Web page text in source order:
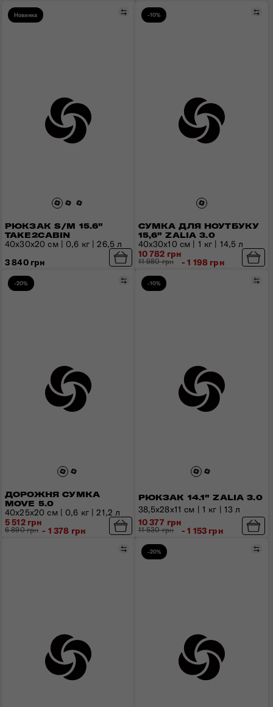
Новинка
РЮКЗАК S/M 15.6"
TAKE2CABIN
Порівняти
40x30x20 см | 0,6 кг | 26,5 л
3 840 грн
-10%
СУМКА ДЛЯ НОУТБУКУ
15,6" ZALIA 3.0
40x30x10 см | 1 кг | 14,5 л
10 782 грн
11 980 грн - 1 198 грн
-20%
ДОРОЖНЯ СУМКА
MOVE 5.0
Порівняти
40х25х20 см | 0,6 кг | 21,2 л
5 512 грн
6 890 грн - 1 378 грн
-10%
РЮКЗАК 14.1" ZALIA 3.0
38,5x28x11 см | 1 кг | 13 л
10 377 грн
11 530 грн - 1 153 грн
Порівняти
-20%